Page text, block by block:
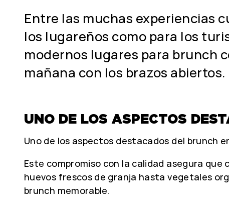
Entre las muchas experiencias
los lugareños como para los
modernos lugares para brunch
mañana con los brazos abiertos.
UNO DE LOS ASPECTOS
Uno de los aspectos destacados del brunch
Este compromiso con la calidad asegura
huevos frescos de granja hasta vegetales
brunch memorable.